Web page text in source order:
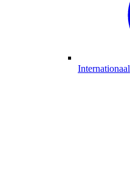
Internationaal